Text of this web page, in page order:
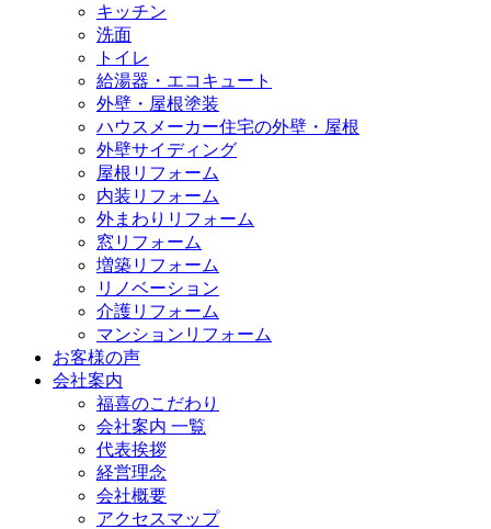
キッチン
洗面
トイレ
給湯器・エコキュート
外壁・屋根塗装
ハウスメーカー住宅の外壁・屋根
外壁サイディング
屋根リフォーム
内装リフォーム
外まわりリフォーム
窓リフォーム
増築リフォーム
リノベーション
介護リフォーム
マンションリフォーム
お客様の声
会社案内
福喜のこだわり
会社案内 一覧
代表挨拶
経営理念
会社概要
アクセスマップ